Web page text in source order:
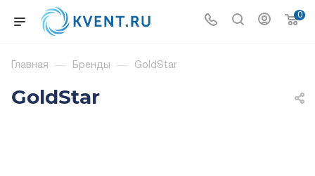
0
Главная — Бренды — GoldStar
GoldStar